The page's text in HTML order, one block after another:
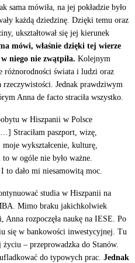
sama mówiła, na jej pokładzie było
każdą dziedzinę. Dzięki temu oraz
ukształtował się jej kierunek
mówi, właśnie dzięki tej wierze
niego nie zwątpiła. Kolejnym
różnorodności świata i ludzi oraz
rzeczywistości. Jednak prawdziwym
Anna de facto straciła wszystko.
w Hiszpanii w Polsce
Straciłam paszport, wizę,
wykształcenie, kulturę,
w ogóle nie było ważne.
to dało mi niesamowitą moc.
studia w Hiszpanii na
Mimo braku jakichkolwiek
Anna rozpoczęła naukę na IESE. Po
się w bankowości inwestycyjnej. Tu
– przeprowadzka do Stanów.
do typowych prac. Jednak